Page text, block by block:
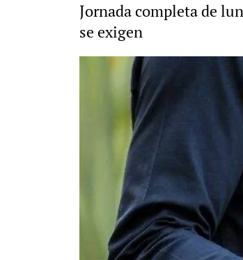
Jornada completa de
se exigen